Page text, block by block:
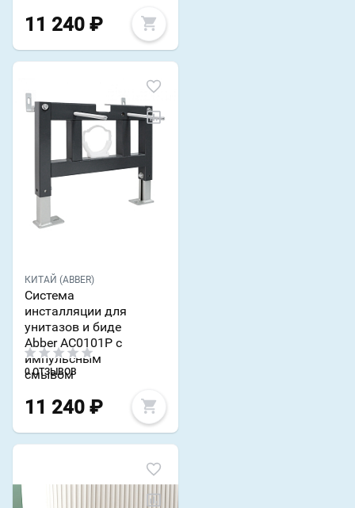
11 240 ₽
КИТАЙ (ABBER)
Система
инсталляции для
унитазов и биде
Abber AC0101P с
импульсным
смывом
0 ОТЗЫВОВ
11 240 ₽